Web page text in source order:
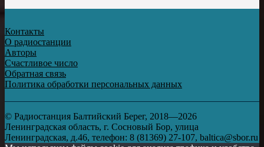
Контакты
О радиостанции
Авторы
Счастливое число
Обратная связь
Политика обработки персональных данных
© Радиостанция Балтийский Берег, 2018—2026
Ленинградская область, г. Сосновый Бор, улица
Ленинградская, д.46, телефон: 8 (81369) 27-107, baltica@sbor.ru